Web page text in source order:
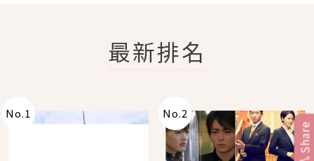
最新排名
No.1 No.2
Share